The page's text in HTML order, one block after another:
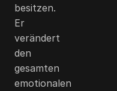
besitzen.
Er
verändert
den
gesamten
emotionalen